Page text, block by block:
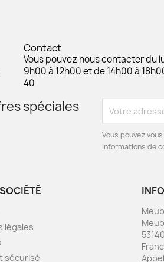
Contact
Vous pouvez nous contacter du
9h00 à 12h00 et de 14h00 à
40
spéciales
Vous pouvez
informations de
légales
sécurisé